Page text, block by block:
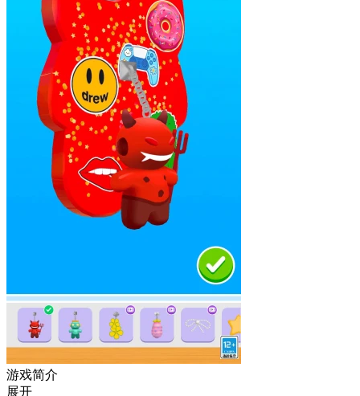
游戏简介
展开